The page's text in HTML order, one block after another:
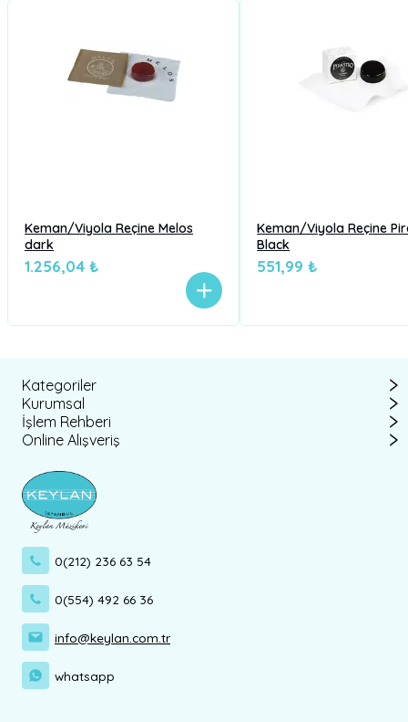
Keman/Viyola Reçine Melos
dark
1.256,04 ₺
Keman/Viyola Reçine
Black
551,99 ₺
Kategoriler
Kurumsal
İşlem Rehberi
Online Alışveriş
0(212) 236 63 54
0(554) 492 66 36
info@keylan.com.tr
whatsapp